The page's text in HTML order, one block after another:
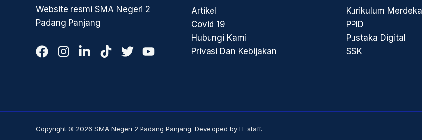
Website resmi SMA Negeri 2
Padang Panjang
Artikel
Covid 19
Hubungi Kami
Privasi Dan Kebijakan
Kurikulum Merdeka
PPID
Pustaka Digital
SSK
Copyright © 2026 SMA Negeri 2 Padang Panjang. Developed by IT staff.